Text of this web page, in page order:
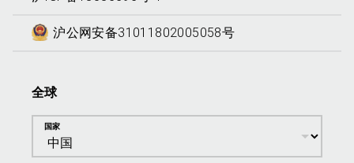
沪公网安备31011802005058号
全球
国家